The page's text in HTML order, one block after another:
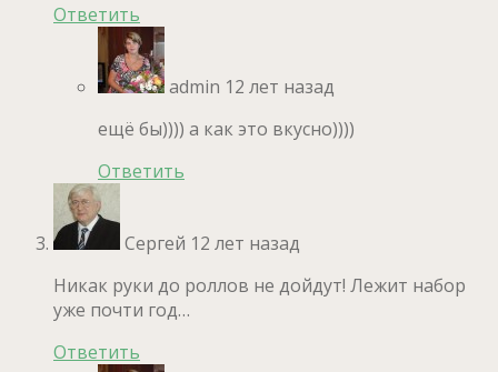
Ответить
admin 12 лет назад
ещё бы)))) а как это вкусно))))
Ответить
Сергей 12 лет назад
Никак руки до роллов не дойдут! Лежит набор
уже почти год…
Ответить